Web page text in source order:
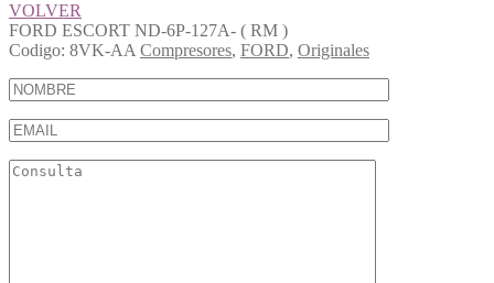
VOLVER
FORD ESCORT ND-6P-127A- ( RM )
Codigo: 8VK-AA Compresores, FORD, Originales